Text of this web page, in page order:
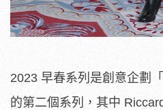
2023 早春系列是創意企劃
的第二個系列，其中